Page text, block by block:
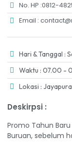
No. HP :0812-
Email :
Hari & Tanggal :
Waktu : 07.00 -
Lokasi : Jayapura
Deskirpsi :
Promo Tahun
Buruan, sebelum